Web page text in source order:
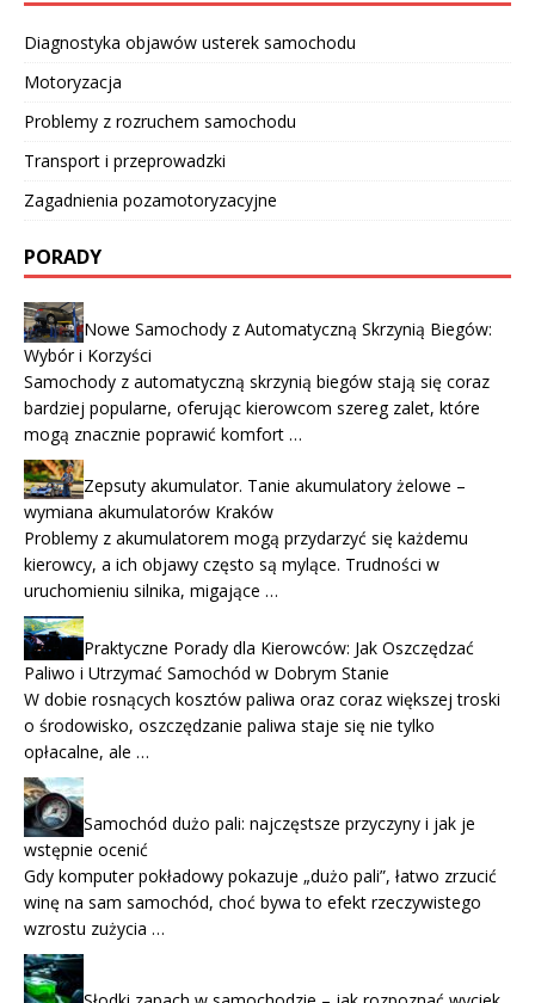
Diagnostyka objawów usterek samochodu
Motoryzacja
Problemy z rozruchem samochodu
Transport i przeprowadzki
Zagadnienia pozamotoryzacyjne
PORADY
Nowe Samochody z Automatyczną Skrzynią Biegów:
Wybór i Korzyści
Samochody z automatyczną skrzynią biegów stają się coraz
bardziej popularne, oferując kierowcom szereg zalet, które
mogą znacznie poprawić komfort …
Zepsuty akumulator. Tanie akumulatory żelowe –
wymiana akumulatorów Kraków
Problemy z akumulatorem mogą przydarzyć się każdemu
kierowcy, a ich objawy często są mylące. Trudności w
uruchomieniu silnika, migające …
Praktyczne Porady dla Kierowców: Jak Oszczędzać
Paliwo i Utrzymać Samochód w Dobrym Stanie
W dobie rosnących kosztów paliwa oraz coraz większej troski
o środowisko, oszczędzanie paliwa staje się nie tylko
opłacalne, ale …
Samochód dużo pali: najczęstsze przyczyny i jak je
wstępnie ocenić
Gdy komputer pokładowy pokazuje „dużo pali”, łatwo zrzucić
winę na sam samochód, choć bywa to efekt rzeczywistego
wzrostu zużycia …